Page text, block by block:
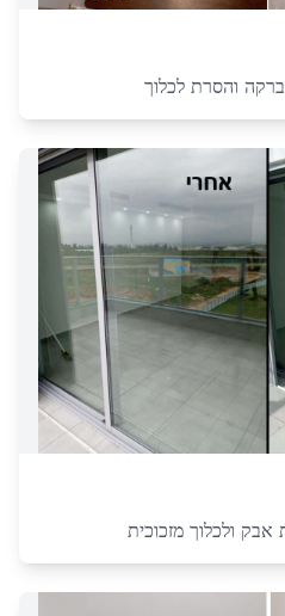
והסרת לכלוך
אבק ולכלוך מזכוכית